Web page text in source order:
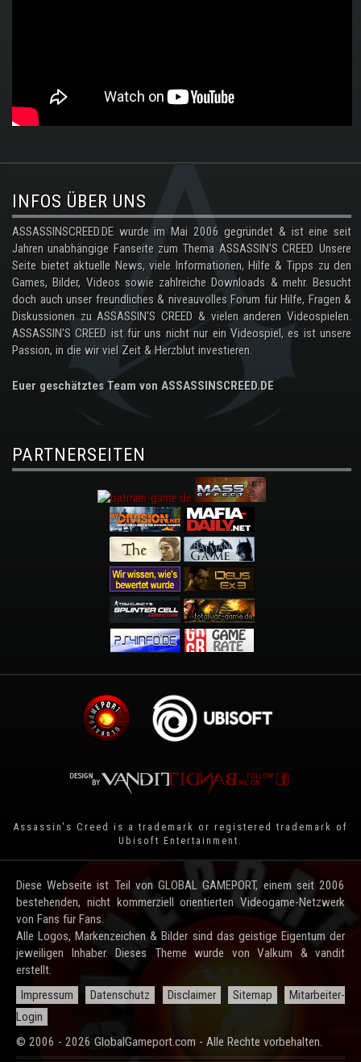
.
INFOS ÜBER UNS
ASSASSINSCREED.DE wurde im Mai 2006 gegründet & ist eine seit
Jahren unabhängige Fanseite zum Thema ASSASSIN'S CREED. Unsere
Seite bietet aktuelle News, viele Informationen, Hilfe & Tipps zu den
Games, Bilder, Videos sowie zahlreiche Downloads & mehr. Besucht
doch auch unser freundliches & niveauvolles Forum für Hilfe, Fragen &
Diskussionen zu ASSASSIN'S CREED & vielen anderen Videospielen.
ASSASSIN'S CREED ist für uns nicht nur ein Videospiel, es ist unsere
Passion, in die wir viel Zeit & Herzblut investieren.
Euer geschätztes Team von ASSASSINSCREED.DE
PARTNERSEITEN
Assassin's Creed is a trademark or registered trademark of
Ubisoft Entertainment
Diese Webseite ist Teil von GLOBAL GAMEPORT, einem seit 2006
bestehenden, nicht kommerziell orientierten Videogame-Netzwerk
von Fans für Fans.
Alle Logos, Markenzeichen & Bilder sind das geistige Eigentum der
jeweiligen Inhaber. Dieses Theme wurde von Valkum & vandit
erstellt.
Impressum
Datenschutz Disclaimer Sitemap
Mitarbeiter-
Login
© 2006 - 2026 GlobalGameport.com - Alle Rechte vorbehalten.